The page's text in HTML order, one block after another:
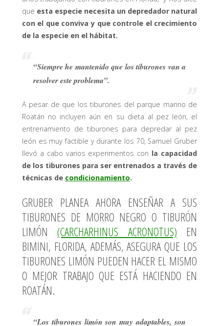
que esta especie necesita un depredador natural
con el que conviva y que controle el crecimiento
de la especie en el hábitat.
“Siempre he mantenido que los tiburones van a
resolver este problema”.
A pesar de que los tiburones del parque marino de
Roatán no incluyen aún en su dieta al pez león, el
entrenamiento de tiburones para depredar al pez
león es muy factible y durante los 70, Samuel Gruber
llevó a cabo varios experimentos con la capacidad
de los tiburones para ser entrenados a través de
técnicas de condicionamiento.
GRUBER PLANEA AHORA ENSEÑAR A SUS
TIBURONES DE MORRO NEGRO O TIBURÓN
LIMÓN(CARCHARHINUS ACRONOTUS) EN
BIMINI, FLORIDA, ADEMÁS, ASEGURA QUE LOS
TIBURONES LIMÓN PUEDEN HACER EL MISMO
O MEJOR TRABAJO QUE ESTÁ HACIENDO EN
ROATÁN.
“Los tiburones limón son muy adaptables, son